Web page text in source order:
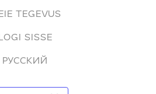
TEGEVUS
LOGI SISSE
РУССКИЙ